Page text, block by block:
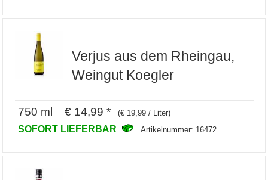
Verjus aus dem Rheingau,
Weingut Koegler
750 ml € 14,99 * (€ 19,99 / Liter)
SOFORT LIEFERBAR Artikelnummer: 16472